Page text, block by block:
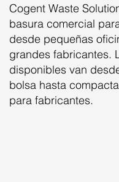
Cogent Waste
basura comercial
desde pequeñas
grandes fabricantes.
disponibles van
bolsa hasta
para fabricantes.